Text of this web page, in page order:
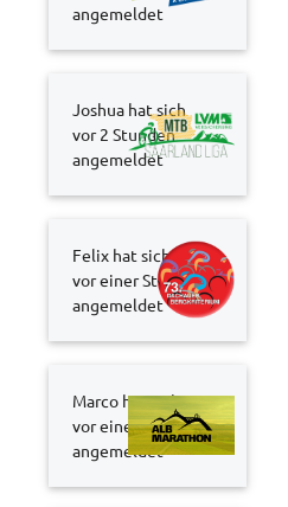
angemeldet
Joshua hat sich
vor 2 Stunden
angemeldet
Felix hat sich
vor einer Stunde
angemeldet
Marco hat sich
vor einer Stunde
angemeldet